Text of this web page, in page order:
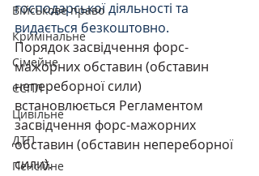
Військове право
Кримінальне
Сімейне
ЄСПЛ
Цивільне
ДТП
Пенсійне
господарської діяльності та
видається безкоштовно.
Порядок засвідчення форс-
мажорних обставин (обставин
непереборної сили)
встановлюється Регламентом
засвідчення форс-мажорних
обставин (обставин непереборної
сили).